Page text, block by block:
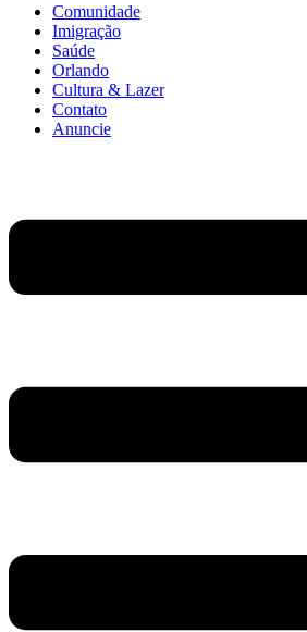
Comunidade
Imigração
Saúde
Orlando
Cultura & Lazer
Contato
Anuncie